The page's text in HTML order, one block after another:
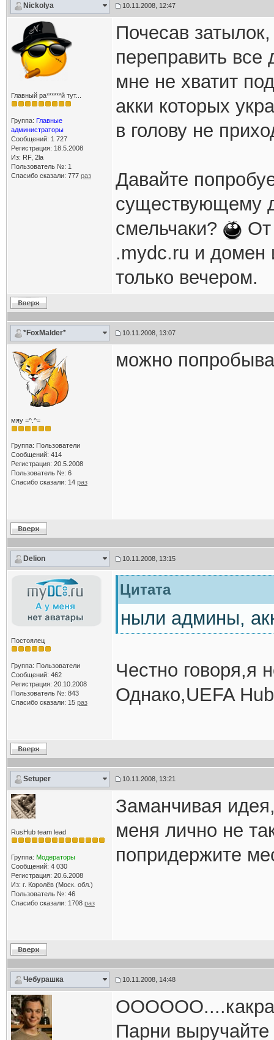
Nickolya 10.11.2008, 12:47
Главный ра******й тут...
Группа: Главные
администраторы
Сообщений: 1 727
Регистрация: 18.5.2008
Из: RF, 2la
Пользователь №: 1
Спасибо сказали: 777 раз
Почесав
переправить все
мне не хватит
акки которых
в голову не
Давайте
существующему
смельчаки?
От
.mydc.ru и домен
только вечером.
*FoxMalder* 10.11.2008, 13:07
мяу =^.^=
Группа: Пользователи
Сообщений: 414
Регистрация: 20.5.2008
Пользователь №: 6
Спасибо сказали: 14 раз
можно
Delion 10.11.2008, 13:15
Постоялец
Группа: Пользователи
Сообщений: 462
Регистрация: 20.10.2008
Пользователь №: 843
Спасибо сказали: 15 раз
Цитата
ныли админы,
Честно говоря,я
Однако,UEFA
Setuper 10.11.2008, 13:21
RusHub team lead
Группа: Модераторы
Сообщений: 4 030
Регистрация: 20.6.2008
Из: г. Королёв (Моск. обл.)
Пользователь №: 46
Спасибо сказали: 1708 раз
Заманчивая
меня лично не
попридержите
Чебурашка 10.11.2008, 14:48
Парни